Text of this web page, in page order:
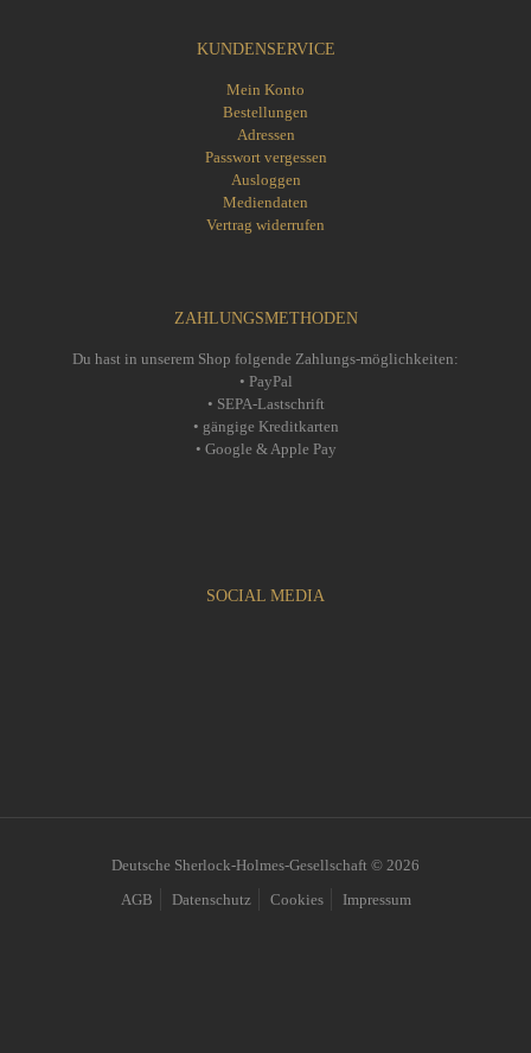
KUNDENSERVICE
Mein Konto
Bestellungen
Adressen
Passwort vergessen
Ausloggen
Mediendaten
Vertrag widerrufen
ZAHLUNGSMETHODEN
Du hast in unserem Shop folgende Zahlungs-möglichkeiten:
• PayPal
• SEPA-Lastschrift
• gängige Kreditkarten
• Google & Apple Pay
SOCIAL MEDIA
Deutsche Sherlock-Holmes-Gesellschaft © 2026
AGB
Datenschutz Cookies Impressum